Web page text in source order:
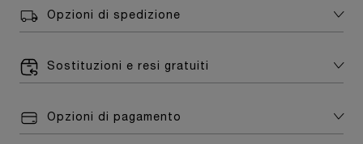
Opzioni di spedizione
Sostituzioni e resi gratuiti
Opzioni di pagamento